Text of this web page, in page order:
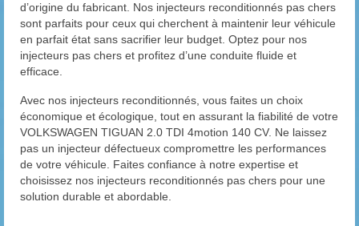
d’origine du fabricant. Nos injecteurs reconditionnés pas chers
sont parfaits pour ceux qui cherchent à maintenir leur véhicule
en parfait état sans sacrifier leur budget. Optez pour nos
injecteurs pas chers et profitez d’une conduite fluide et
efficace.
Avec nos injecteurs reconditionnés, vous faites un choix
économique et écologique, tout en assurant la fiabilité de votre
VOLKSWAGEN TIGUAN 2.0 TDI 4motion 140 CV. Ne laissez
pas un injecteur défectueux compromettre les performances
de votre véhicule. Faites confiance à notre expertise et
choisissez nos injecteurs reconditionnés pas chers pour une
solution durable et abordable.